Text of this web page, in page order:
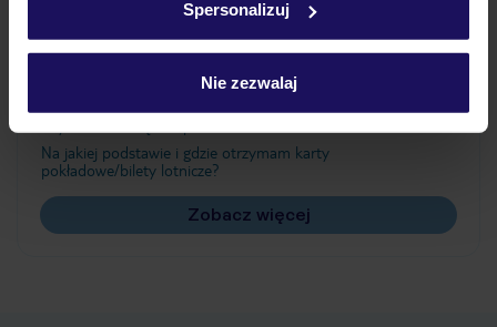
Spersonalizuj
Nie zezwalaj
Jak zmienić uczestników/osobę zgłaszającą?
Na jakiej podstawie i gdzie otrzymam karty
pokładowe/bilety lotnicze?
Zobacz więcej